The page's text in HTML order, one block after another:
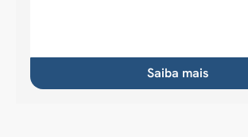
Saiba mais